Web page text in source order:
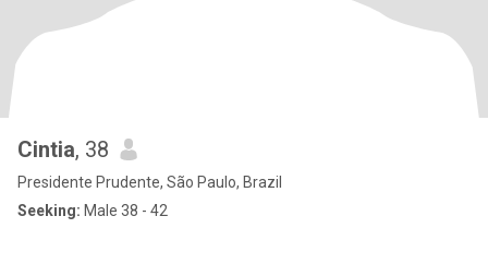
Cintia, 38
Presidente Prudente, São Paulo, Brazil
Seeking: Male 38 - 42